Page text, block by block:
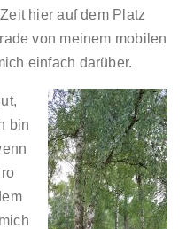
hier auf dem Platz
von meinem mobilen
einfach darüber.
bin